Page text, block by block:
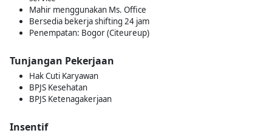
Mahir menggunakan Ms. Office
Bersedia bekerja shifting 24 jam
Penempatan: Bogor (Citeureup)
Tunjangan Pekerjaan
Hak Cuti Karyawan
BPJS Kesehatan
BPJS Ketenagakerjaan
Insentif